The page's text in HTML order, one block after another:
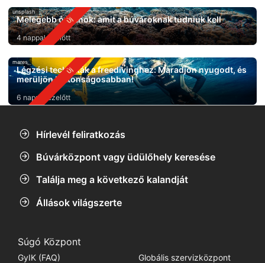
unsplash
Melegebb óceánok: amit a búvároknak tudniuk kell
4 nappal ezelőtt
mares
Légzési technikák a freedivinghez: Maradjon nyugodt, és
merüljön biztonságosabban!
6 nappal ezelőtt
Hírlevél feliratkozás
Búvárközpont vagy üdülőhely keresése
Találja meg a következő kalandját
Állások világszerte
Súgó Központ
GyIK (FAQ)
Globális szervizközpont